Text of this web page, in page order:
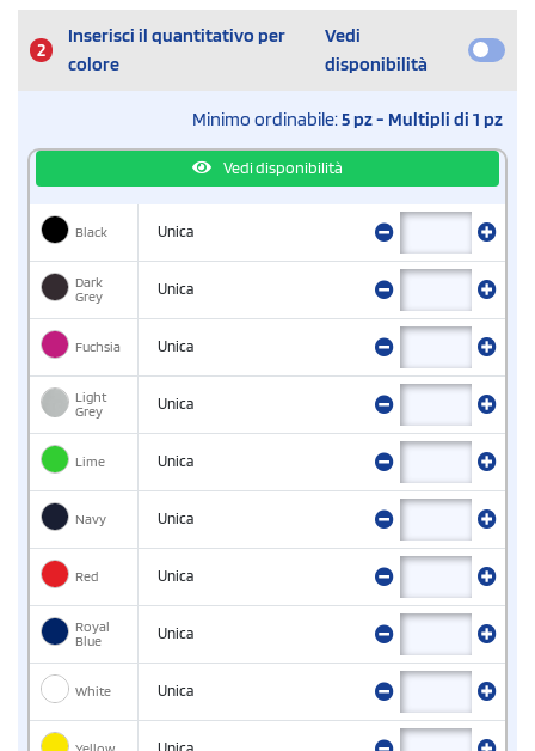
2
Inserisci il quantitativo per
colore
Vedi
disponibilità
Minimo ordinabile:5 pz - Multipli di 1 pz
Vedi disponibilità
Black Unica
Dark
Grey
Unica
Fuchsia Unica
Light
Grey
Unica
Lime Unica
Navy Unica
Red Unica
Royal
Blue
Unica
White Unica